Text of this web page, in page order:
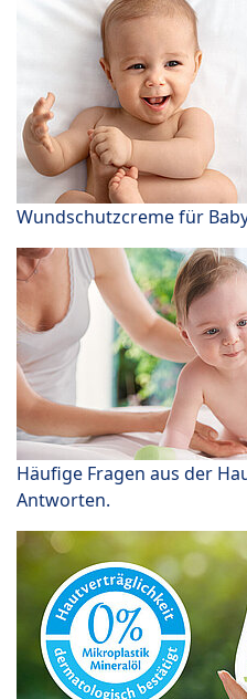
Wundschutzcreme für
Häufige Fragen aus der
Antworten.